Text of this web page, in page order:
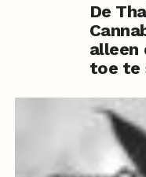
De
alleen
toe te